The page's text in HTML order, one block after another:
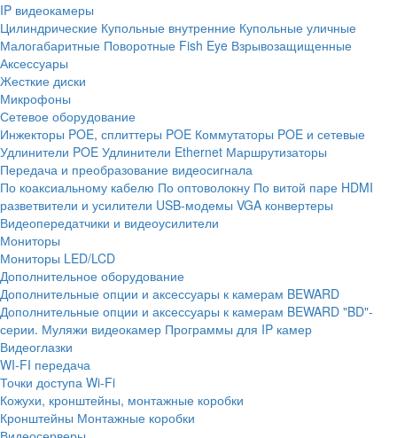
IP видеокамеры
Цилиндрические Купольные внутренние Купольные уличные
Малогабаритные Поворотные Fish Eye Взрывозащищенные
Аксессуары
Жесткие диски
Микрофоны
Сетевое оборудование
Инжекторы POE, сплиттеры POE Коммутаторы POE и сетевые
Удлинители POE Удлинители Ethernet Маршрутизаторы
Передача и преобразование видеосигнала
По коаксиальному кабелю По оптоволокну По витой паре HDMI
разветвители и усилители USB-модемы VGA конвертеры
Видеопередатчики и видеоусилители
Мониторы
Мониторы LED/LCD
Дополнительное оборудование
Дополнительные опции и аксессуары к камерам BEWARD
Дополнительные опции и аксессуары к камерам BEWARD "BD"-
серии. Муляжи видеокамер Программы для IP камер
Видеоглазки
WI-FI передача
Точки доступа Wi-Fi
Кожухи, кронштейны, монтажные коробки
Кронштейны Монтажные коробки